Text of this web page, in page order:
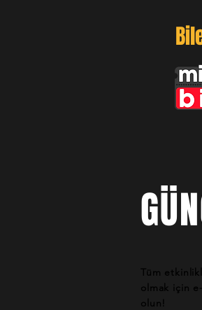
Tüm
olmak için
olun!